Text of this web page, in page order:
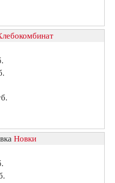
Новки